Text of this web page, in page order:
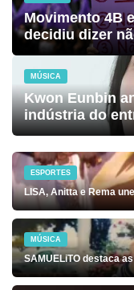
Movimento 4B
decidiu dizer
MÚSICA
Kwon Eunbin
indústria do
ESPORTES
LISA, Anitta e Rema
MÚSICA
SAMUELiTO destaca